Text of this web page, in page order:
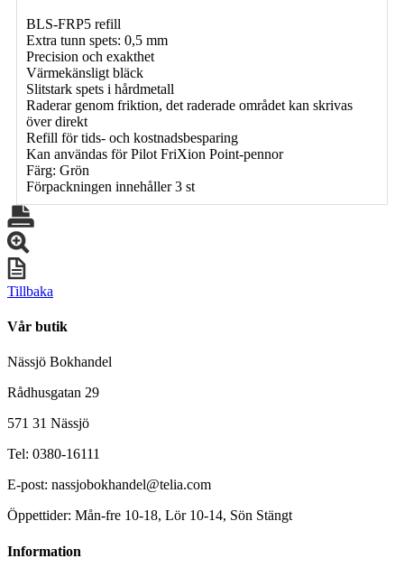
BLS-FRP5 refill
Extra tunn spets: 0,5 mm
Precision och exakthet
Värmekänsligt bläck
Slitstark spets i hårdmetall
Raderar genom friktion, det raderade området kan skrivas
över direkt
Refill för tids- och kostnadsbesparing
Kan användas för Pilot FriXion Point-pennor
Färg: Grön
Förpackningen innehåller 3 st
Tillbaka
Vår butik
Nässjö Bokhandel
Rådhusgatan 29
571 31 Nässjö
Tel: 0380-16111
E-post: nassjobokhandel@telia.com
Öppettider: Mån-fre 10-18, Lör 10-14, Sön Stängt
Information